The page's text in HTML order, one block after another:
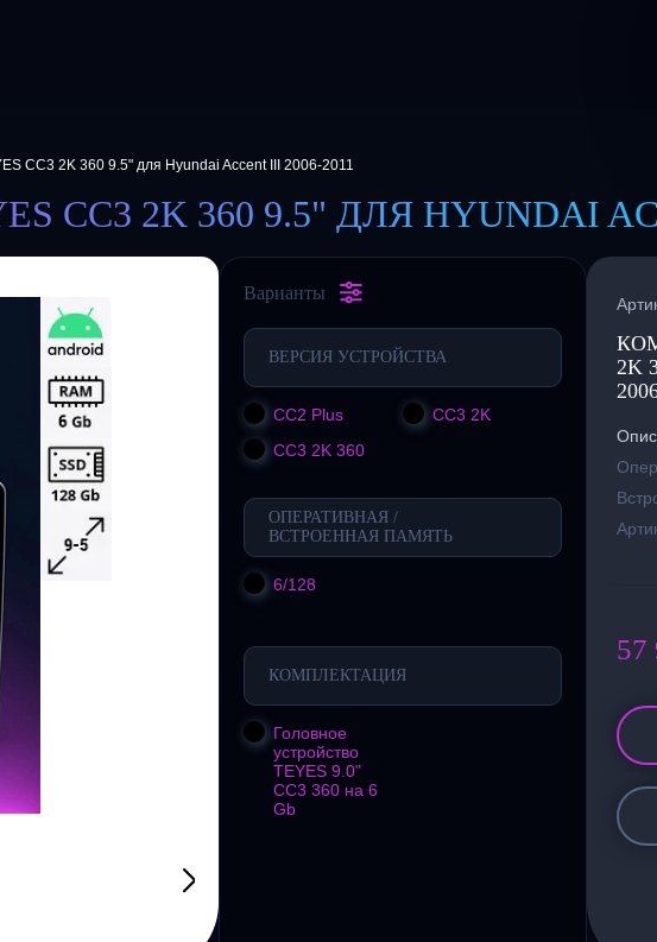
CC3 2K 360 9.5" для Hyundai Accent III 2006-2011
2K 360 9.5" ДЛЯ HYUNDAI
Варианты
ВЕРСИЯ УСТРОЙСТВА
CC2 Plus
CC3 2K
CC3 2K 360
ОПЕРАТИВНАЯ /
ВСТРОЕННАЯ ПАМЯТЬ
6/128
КОМПЛЕКТАЦИЯ
Головное
устройство
TEYES 9.0"
CC3 360 на 6
Gb
2K
57